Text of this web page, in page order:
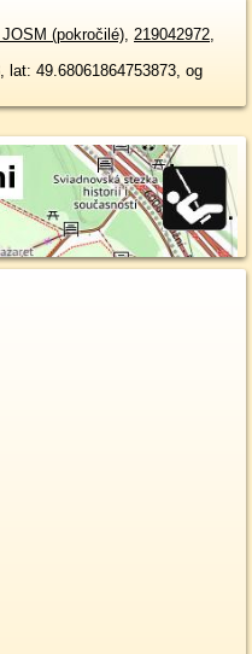
(pokročilé), 219042972,
lat: 49.68061864753873, og